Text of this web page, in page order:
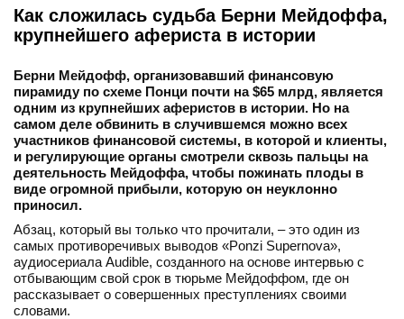
Как сложилась судьба Берни Мейдоффа,
крупнейшего афериста в истории
Берни Мейдофф, организовавший финансовую
пирамиду по схеме Понци почти на $65 млрд, является
одним из крупнейших аферистов в истории. Но на
самом деле обвинить в случившемся можно всех
участников финансовой системы, в которой и клиенты,
и регулирующие органы смотрели сквозь пальцы на
деятельность Мейдоффа, чтобы пожинать плоды в
виде огромной прибыли, которую он неуклонно
приносил.
Абзац, который вы только что прочитали, – это один из
самых противоречивых выводов «Ponzi Supernova»,
аудиосериала Audible, созданного на основе интервью с
отбывающим свой срок в тюрьме Мейдоффом, где он
рассказывает о совершенных преступлениях своими
словами.